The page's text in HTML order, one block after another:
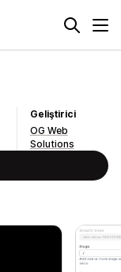
Geliştirici
OG Web
Solutions